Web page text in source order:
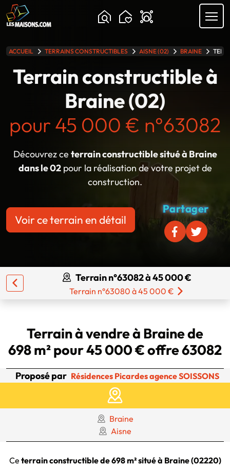
Chargement...
ACCUEIL TERRAINS CONSTRUCTIBLES AISNE (02) BRAINE
Terrain constructible à
Braine (02)
pour 45 000 € n°63082
Découvrez ce terrain constructible situé à Braine
dans le 02pour la réalisation de votre projet de
construction.
Voir ce terrain en détail
Partager
Terrain n°63082 à 45 000 €
Terrain n°63080 à 45 000 €
Terrain à vendre à Braine de
698 m² pour 45 000 € offre 63082
Proposé par Résidences Picardes agence SOISSONS
Braine
Aisne
Ce terrain constructible de 698 m² situé à Braine (02220)